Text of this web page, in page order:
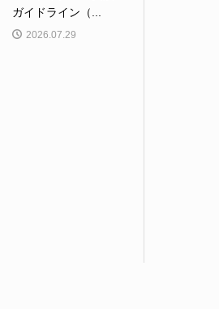
ガイドライン（...
2026.07.29